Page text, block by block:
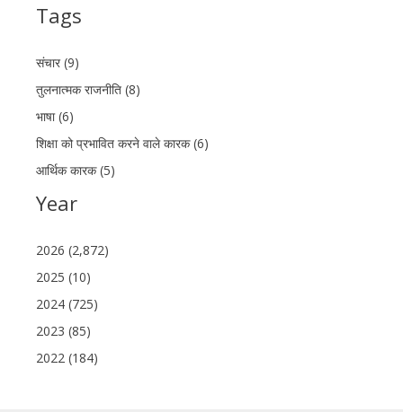
Tags
संचार (9)
तुलनात्मक राजनीति (8)
भाषा (6)
शिक्षा को प्रभावित करने वाले कारक (6)
आर्थिक कारक (5)
Year
2026 (2,872)
2025 (10)
2024 (725)
2023 (85)
2022 (184)